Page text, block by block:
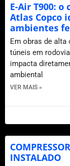
E-Air T900:
Atlas Copco
ambientes
Em obras de
túneis em
impacta
ambiental
VER MAIS »
INSTALADO